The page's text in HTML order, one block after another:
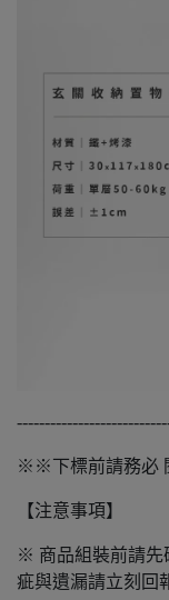
※※下標前請務必
【注意事項】
※ 商品組裝前請先
疵與遺漏請立刻回